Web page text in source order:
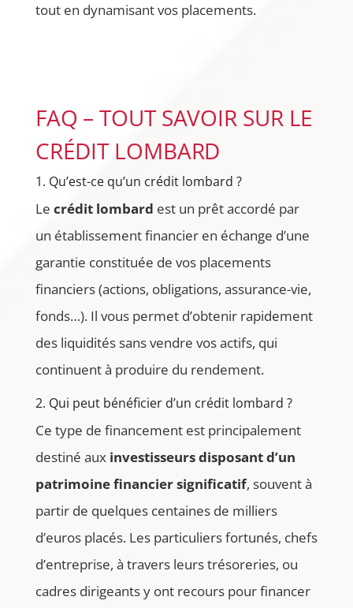
tout en dynamisant vos placements.
FAQ – TOUT SAVOIR SUR LE
CRÉDIT LOMBARD
1. Qu’est-ce qu’un crédit lombard ?
Le crédit lombard est un prêt accordé par
un établissement financier en échange d’une
garantie constituée de vos placements
financiers (actions, obligations, assurance-vie,
fonds…). Il vous permet d’obtenir rapidement
des liquidités sans vendre vos actifs, qui
continuent à produire du rendement.
2. Qui peut bénéficier d’un crédit lombard ?
Ce type de financement est principalement
destiné aux investisseurs disposant d’un
patrimoine financier significatif, souvent à
partir de quelques centaines de milliers
d’euros placés. Les particuliers fortunés, chefs
d’entreprise, à travers leurs trésoreries, ou
cadres dirigeants y ont recours pour financer